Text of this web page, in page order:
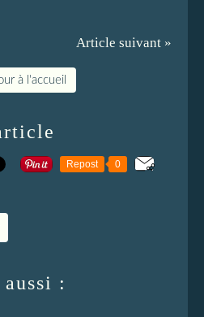
Article suivant »
à l'accueil
Repost 0
: